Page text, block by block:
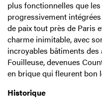
plus fonctionnelles que
progressivement
de paix tout près de Paris
charme inimitable, avec
incroyables bâtiments
Fouilleuse, devenues
en brique qui fleurent bon
Historique